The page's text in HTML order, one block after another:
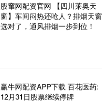
股窜网配资官网 【四川莱奥天
窗】车间闷热还呛人？排烟天窗
选对了，通风排烟一步到位！
赢牛网配资APP下载 百花医药:
12月31日股票继续停牌